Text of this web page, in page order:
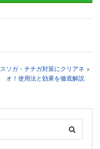
スソガ・チチガ対策にクリアネ
オ！使用法と効果を徹底解説